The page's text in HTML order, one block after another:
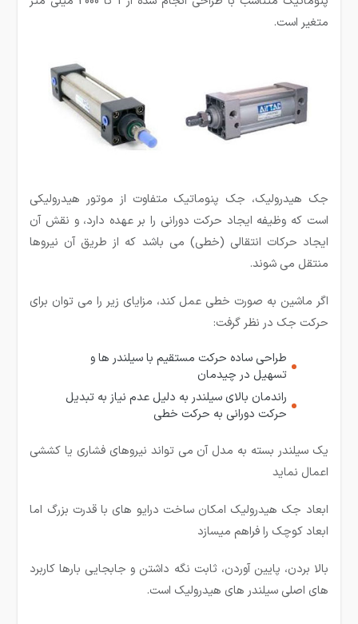
متغیر است.
جک هیدرولیک، جک پنوماتیک متفاوت از موتور هیدرولیکی
است که وظیفه ایجاد حرکت دورانی را بر عهده دارد، و نقش آن
ایجاد حرکات انتقالی (خطی) می باشد که از طریق آن نیروها
منتقل می شوند.
اگر ماشین به صورت خطی عمل کند، مزایای زیر را می توان برای
حرکت جک در نظر گرفت:
طراحی ساده حرکت مستقیم با سیلندر ها و
تسهیل در چیدمان
راندمان بالای سیلندر به دلیل عدم نیاز به تبدیل
حرکت دورانی به حرکت خطی
یک سیلندر بسته به مدل آن می تواند نیروهای فشاری یا کششی
اعمال نماید
ابعاد جک هیدرولیک امکان ساخت درایو های با قدرت بزرگ اما
ابعاد کوچک را فراهم میسازد
بالا بردن، پایین آوردن، ثابت نگه داشتن و جابجایی بارها کاربرد
های اصلی سیلندر های هیدرولیک است.